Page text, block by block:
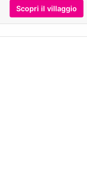
Scopri il villaggio